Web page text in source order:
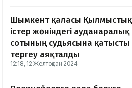
Шымкент қаласы Қылмыстық
істер жөніндегі ауданаралық
сотының судьясына қатысты
тергеу аяқталды
12:18, 12 Желтоқсан 2024